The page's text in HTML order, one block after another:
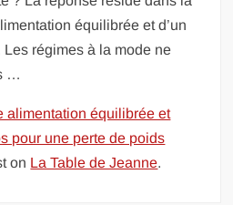
équilibrée et d’un
régimes à la mode ne
…
alimentation équilibrée et
pour une perte de poids
on La Table de Jeanne.